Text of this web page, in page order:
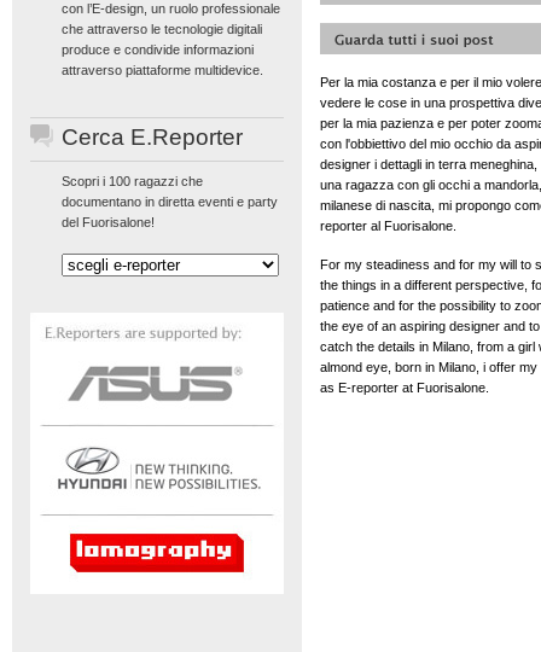
con l’E-design, un ruolo professionale
che attraverso le tecnologie digitali
produce e condivide informazioni
attraverso piattaforme multidevice.
Cerca E.Reporter
Scopri i 100 ragazzi che
documentano in diretta eventi e party
del Fuorisalone!
Per la mia costanza e per il mio volere
vedere le cose in una prospettiva
per la mia pazienza e per poter
con l'obbiettivo del mio occhio da
designer i dettagli in terra meneghina,
una ragazza con gli occhi a mandorla,
milanese di nascita, mi propongo
reporter al Fuorisalone.
For my steadiness and for my will to
the things in a different perspective,
patience and for the possibility to
the eye of an aspiring designer and to
catch the details in Milano, from a girl
almond eye, born in Milano, i offer my
as E-reporter at Fuorisalone.